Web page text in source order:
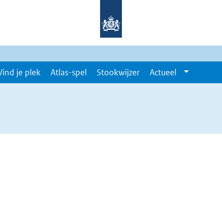
je plek Atlas-spel Stookwijzer Actueel